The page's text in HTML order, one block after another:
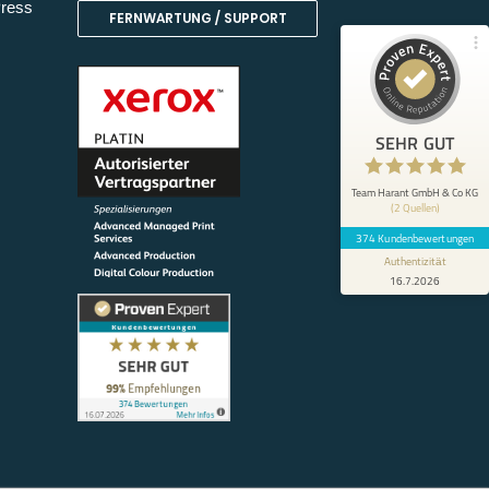
FERNWARTUNG / SUPPORT
SEHR GUT
Team Harant GmbH & Co KG
(2 Quellen)
374 Kundenbewertungen
Authentizität
16.7.2026
ProvenExpert.com
Bewertungen von 1
anderen Quelle
Blick aufs ProvenExpert-Profil werfen
Anonym
Gute Beratung, guter Service und
Unterstützung beim Einrichten am Computer
– ist auf jeden Fall zu empfehlen